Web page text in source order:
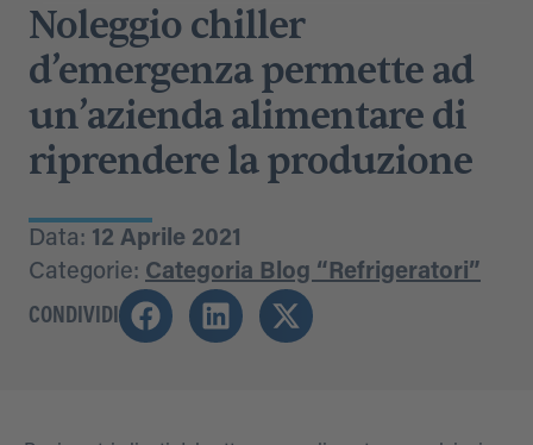
Noleggio chiller
d’emergenza permette ad
un’azienda alimentare di
riprendere la produzione
Data: 12 Aprile 2021
Categorie: Categoria Blog “Refrigeratori”
CONDIVIDI